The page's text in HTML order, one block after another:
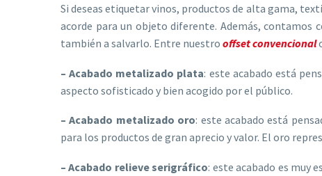
Si deseas etiquetar vinos, productos de alta gama,
acorde para un objeto diferente. Además,
también a salvarlo. Entre nuestro offset convencional
– Acabado metalizado plata: este acabado está
aspecto sofisticado y bien acogido por el público.
– Acabado metalizado oro: este acabado está
para los productos de gran aprecio y valor. El oro
– Acabado relieve serigráfico: este acabado es muy